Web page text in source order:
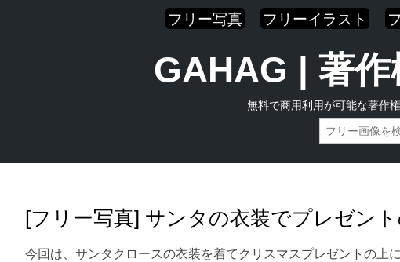
フリー写真 フリーイラスト
GAHAG | 著
無料で商用利用が可能な著作
[フリー写真] サンタの衣装でプレゼン
今回は、サンタクロースの衣装を着てクリスマスプレゼントの上